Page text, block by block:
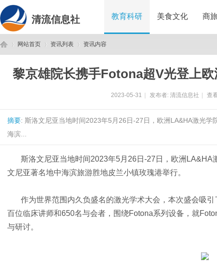
清流信息社 教育科研 美食文化 商
网站首页 资讯列表 资讯内容
黎京雄院长携手Fotona超V光登上
2023-05-31 发布者: 清流信息社 查
摘要: 斯洛文尼亚当地时间2023年5月26日-27日，欧洲LA&HA激光
海滨...
斯洛文尼亚当地时间2023年5月26日-27日，欧洲
文尼亚著名地中海滨旅游胜地皮兰小镇玫瑰港举行。
作为世界范围内久负盛名的激光学术大会，本次盛会吸
百位临床讲师和650名与会者，围绕Fotona系列设备，就
与研讨。